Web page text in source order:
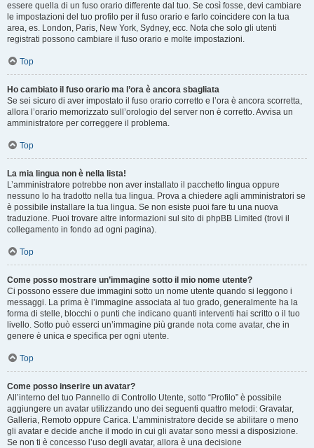
essere quella di un fuso orario differente dal tuo. Se così fosse, devi cambiare
le impostazioni del tuo profilo per il fuso orario e farlo coincidere con la tua
area, es. London, Paris, New York, Sydney, ecc. Nota che solo gli utenti
registrati possono cambiare il fuso orario e molte impostazioni.
Top
Ho cambiato il fuso orario ma l’ora è ancora sbagliata
Se sei sicuro di aver impostato il fuso orario corretto e l’ora è ancora scorretta,
allora l’orario memorizzato sull’orologio del server non è corretto. Avvisa un
amministratore per correggere il problema.
Top
La mia lingua non è nella lista!
L’amministratore potrebbe non aver installato il pacchetto lingua oppure
nessuno lo ha tradotto nella tua lingua. Prova a chiedere agli amministratori se
è possibile installare la tua lingua. Se non esiste puoi fare tu una nuova
traduzione. Puoi trovare altre informazioni sul sito di phpBB Limited (trovi il
collegamento in fondo ad ogni pagina).
Top
Come posso mostrare un’immagine sotto il mio nome utente?
Ci possono essere due immagini sotto un nome utente quando si leggono i
messaggi. La prima è l’immagine associata al tuo grado, generalmente ha la
forma di stelle, blocchi o punti che indicano quanti interventi hai scritto o il tuo
livello. Sotto può esserci un’immagine più grande nota come avatar, che in
genere è unica e specifica per ogni utente.
Top
Come posso inserire un avatar?
All’interno del tuo Pannello di Controllo Utente, sotto “Profilo” è possibile
aggiungere un avatar utilizzando uno dei seguenti quattro metodi: Gravatar,
Galleria, Remoto oppure Carica. L’amministratore decide se abilitare o meno
gli avatar e decide anche il modo in cui gli avatar sono messi a disposizione.
Se non ti è concesso l’uso degli avatar, allora è una decisione